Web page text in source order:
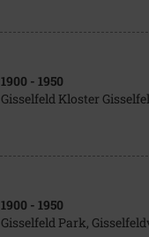
1900 - 1950
Gisselfeld Kloster
1900 - 1950
Gisselfeld Park,